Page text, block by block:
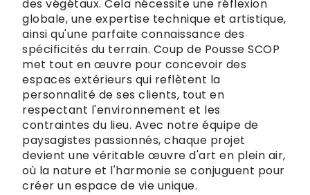
des végétaux. Cela nécessite une réflexion
globale, une expertise technique et artistique,
ainsi qu'une parfaite connaissance des
spécificités du terrain. Coup de Pousse SCOP
met tout en œuvre pour concevoir des
espaces extérieurs qui reflètent la
personnalité de ses clients, tout en
respectant l'environnement et les
contraintes du lieu. Avec notre équipe de
paysagistes passionnés, chaque projet
devient une véritable œuvre d'art en plein air,
où la nature et l'harmonie se conjuguent pour
créer un espace de vie unique.